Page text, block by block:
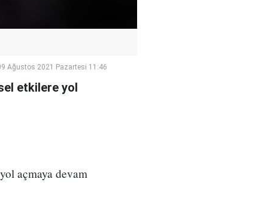
Ağustos 2021 Pazartesi 11:46
etkilere yol
açmaya devam